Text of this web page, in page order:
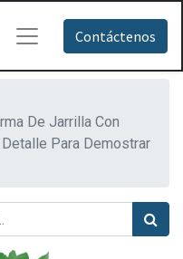
Contáctenos
De Jarrilla Con
Para Demostrar